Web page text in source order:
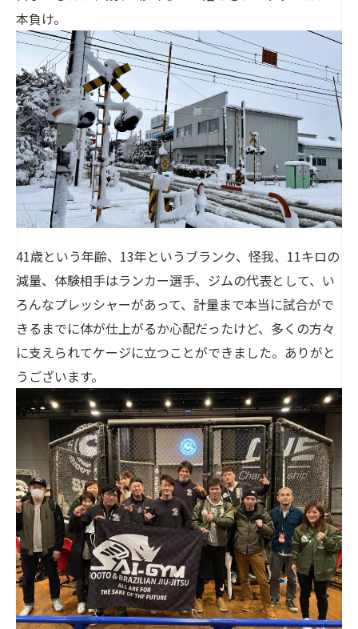
本負け。
41歳という年齢、13年というブランク、怪我、11キロの
減量、体験相手はランカー選手、ジムの代表として、い
ろんなプレッシャーがあって、計量まで本当に試合がで
きるまでに体が仕上がるか心配だったけど、多くの方々
に支えられてケージに立つことができました。ありがと
うございます。